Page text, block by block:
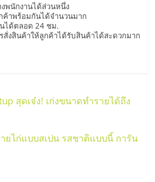
พนักงานได้ส่วนหนึ่ง
ค้าพร้อมกันได้จำนวนมาก
ได้ตลอด 24 ชม.
งสินค้าให้ลูกค้าได้รับสินค้าได้สะดวกมาก
สุดเจ๋ง! เก่งขนาดทำรายได้ถึง
ยไก่แบบสเปน รสชาติแบบนี้ การัน